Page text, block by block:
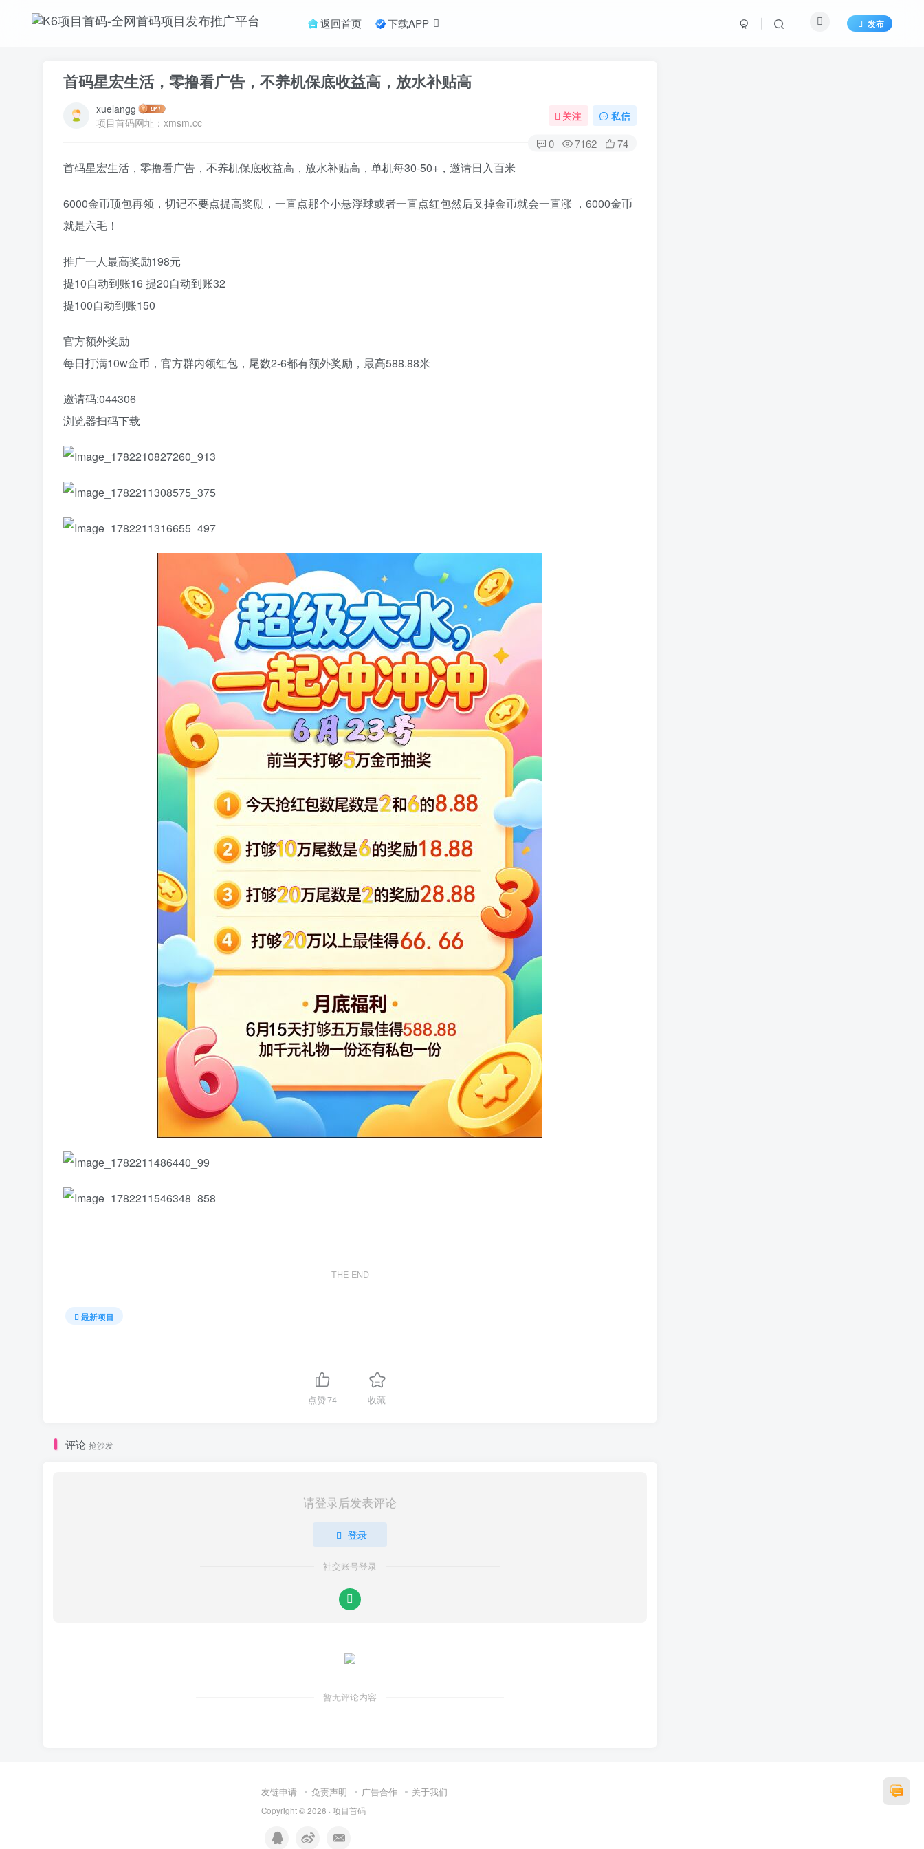
返回首页 下载APP 发布
首码星宏生活，零撸看广告，不养机保底收益高，放水补贴高
xuelangg
项目首码网址：xmsm.cc
关注 私信
0 7162 74
首码星宏生活，零撸看广告，不养机保底收益高，放水补贴高，单机每30-50+，邀请日入百米
6000金币顶包再领，切记不要点提高奖励，一直点那个小悬浮球或者一直点红包然后叉掉金币就会一直涨 ，6000金币
就是六毛！
推广一人最高奖励198元
提10自动到账16 提20自动到账32
提100自动到账150
官方额外奖励
每日打满10w金币，官方群内领红包，尾数2-6都有额外奖励，最高588.88米
邀请码:044306
浏览器扫码下载
THE END
最新项目
点赞74 收藏
评论 抢沙发
请登录后发表评论
登录
社交账号登录
暂无评论内容
友链申请 免责声明 广告合作 关于我们
Copyright © 2026 · 项目首码